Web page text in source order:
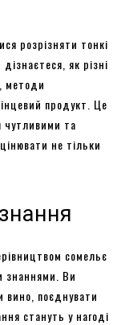
розрізняти тонкі
як різні
методи
продукт. Це
чутливими та
не тільки
сомельє
знаннями. Ви
вино, поєднувати
стануть у нагоді